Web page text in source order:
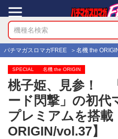
パチマガスロマガFREE 名機 the
SPECIAL 名機 the ORIGIN
桃子姫、見参！
ード閃撃」の初代
プレミアムを搭載
ORIGIN/vol.37】